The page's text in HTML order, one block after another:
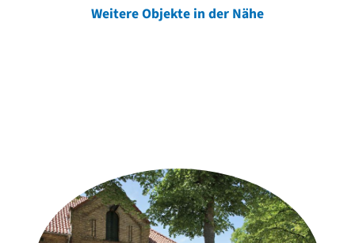
Weitere Objekte in der Nähe